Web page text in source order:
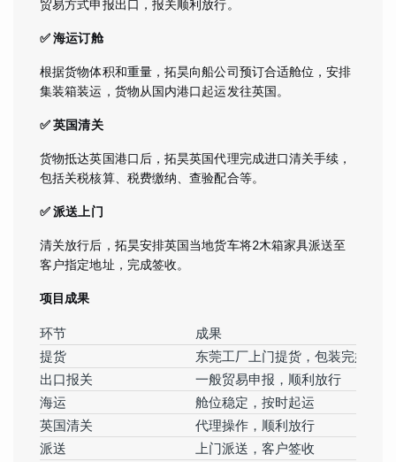
贸易方式申报出口，报关顺利放行。
✅ 海运订舱
根据货物体积和重量，拓昊向船公司预订合适舱位，安排
集装箱装运，货物从国内港口起运发往英国。
✅ 英国清关
货物抵达英国港口后，拓昊英国代理完成进口清关手续，
包括关税核算、税费缴纳、查验配合等。
✅ 派送上门
清关放行后，拓昊安排英国当地货车将2木箱家具派送至
客户指定地址，完成签收。
项目成果
环节
成果
提货
东莞工厂上门提货，包装完好
出口报关
一般贸易申报，顺利放行
海运
舱位稳定，按时起运
英国清关
代理操作，顺利放行
派送
上门派送，客户签收